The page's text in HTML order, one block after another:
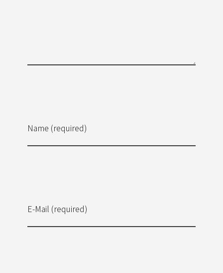
Name (required)
E-Mail (required)